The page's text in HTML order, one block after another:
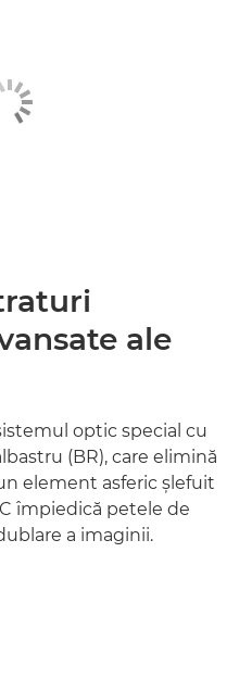
ale
optic special cu
(BR), care elimină
element asferic şlefuit
împiedică petele de
a imaginii.